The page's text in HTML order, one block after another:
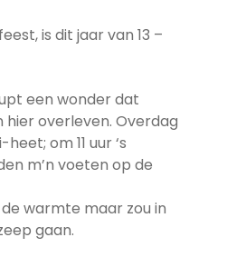
is dit jaar van 13 –
een wonder dat
overleven. Overdag
om 11 uur ‘s
m’n voeten op de
warmte maar zou in
gaan.